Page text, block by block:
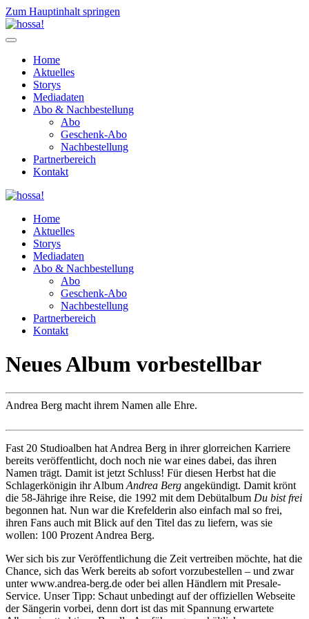
Zum Hauptinhalt springen
Home
Aktuelles
Storys
Mediadaten
Abo & Nachbestellung
Abo
Geschenk-Abo
Nachbestellung
Partnerbereich
Kontakt
Home
Aktuelles
Storys
Mediadaten
Abo & Nachbestellung
Abo
Geschenk-Abo
Nachbestellung
Partnerbereich
Kontakt
Neues Album vorbestellbar
Andrea Berg macht ihrem Namen alle Ehre.
Fast 20 Studioalben hat Andrea Berg in ihrer glorreichen Karriere
bereits veröffentlicht, doch noch nie war eines dabei, das ihren
Namen trägt. Damit ist jetzt Schluss! Für diesen Herbst hat die
Schlagerkönigin ihr Album Andrea Berg angekündigt. Damit krönt
die 58-Jährige ihre Reise, die 1992 mit dem Debütalbum Du bist frei
begonnen hat. Nun war die Krefelderin also einfach mal so frei,
ihren Fans auch mit Blick auf den Titel das zu liefern, was sie
wollen: 100 Prozent Andrea Berg.
Wer sich bis zur Veröffentlichung die Zeit vertreiben möchte, hat die
Chance, sich das Werk bereits ab sofort vorzubestellen – und zwar
unter www.andrea-berg.de oder bei allen Händlern mit Presale-
Service. Unser Tipp: Schaut unbedingt auf der offiziellen Webseite
der Sängerin vorbei, denn dort ist das mit Spannung erwartete